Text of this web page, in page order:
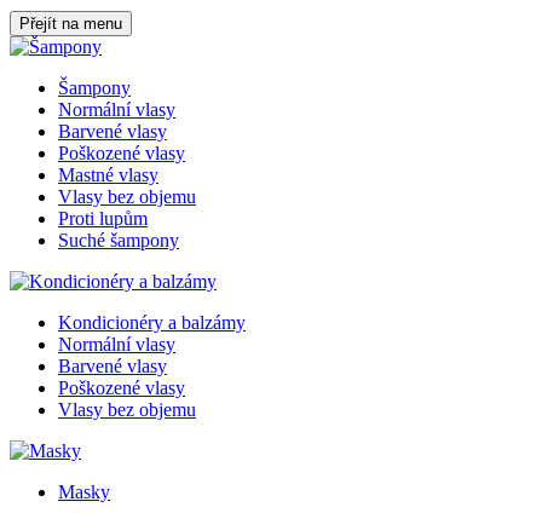
Přejít na menu
Šampony
Normální vlasy
Barvené vlasy
Poškozené vlasy
Mastné vlasy
Vlasy bez objemu
Proti lupům
Suché šampony
Kondicionéry a balzámy
Normální vlasy
Barvené vlasy
Poškozené vlasy
Vlasy bez objemu
Masky